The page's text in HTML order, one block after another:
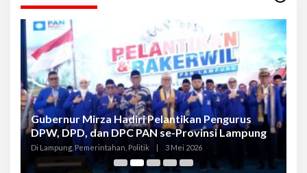
Gubernur Mirza Hadiri Pelantikan Pengurus
DPW, DPD, dan DPC PAN se-Provinsi Lampung
Di Lampung, Pemerintahan, Politik | 3 Mei 2026